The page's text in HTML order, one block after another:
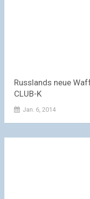
Russlands neue
CLUB-K
Jan. 6, 2014